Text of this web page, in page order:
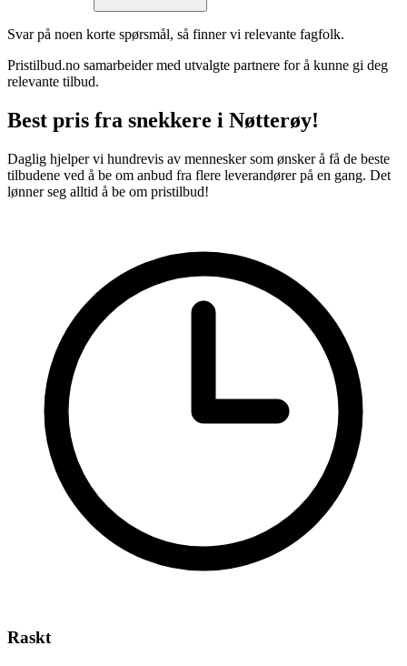
Svar på noen korte spørsmål, så finner vi relevante fagfolk.
Pristilbud.no samarbeider med utvalgte partnere for å kunne gi deg
relevante tilbud.
Best pris fra snekkere i Nøtterøy!
Daglig hjelper vi hundrevis av mennesker som ønsker å få de beste
tilbudene ved å be om anbud fra flere leverandører på en gang. Det
lønner seg alltid å be om pristilbud!
Raskt